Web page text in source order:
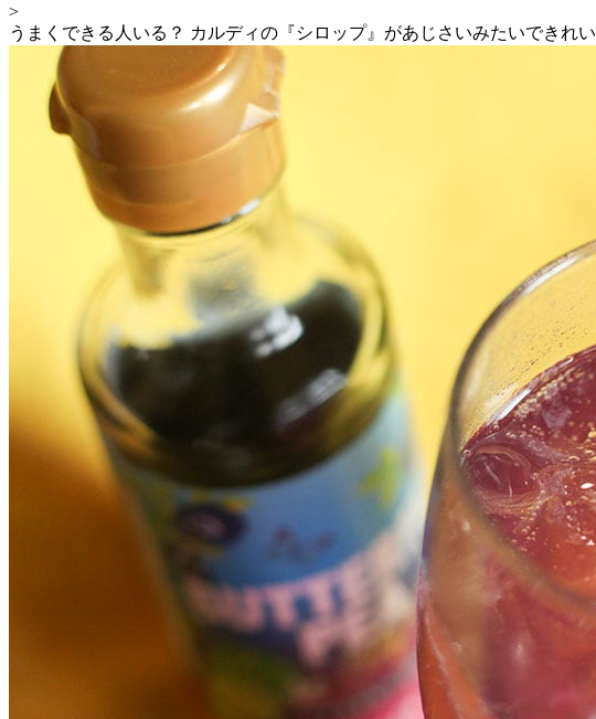
>
うまくできる人いる？ カルディの『シロップ』があじさいみたいできれい